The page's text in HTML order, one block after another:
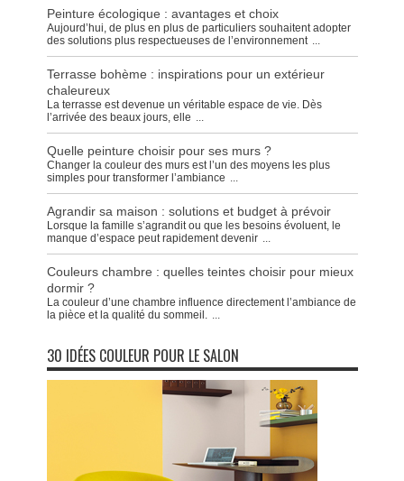
Peinture écologique : avantages et choix
Aujourd’hui, de plus en plus de particuliers souhaitent adopter
des solutions plus respectueuses de l’environnement ...
Terrasse bohème : inspirations pour un extérieur
chaleureux
La terrasse est devenue un véritable espace de vie. Dès
l’arrivée des beaux jours, elle ...
Quelle peinture choisir pour ses murs ?
Changer la couleur des murs est l’un des moyens les plus
simples pour transformer l’ambiance ...
Agrandir sa maison : solutions et budget à prévoir
Lorsque la famille s’agrandit ou que les besoins évoluent, le
manque d’espace peut rapidement devenir ...
Couleurs chambre : quelles teintes choisir pour mieux
dormir ?
La couleur d’une chambre influence directement l’ambiance de
la pièce et la qualité du sommeil. ...
30 IDÉES COULEUR POUR LE SALON